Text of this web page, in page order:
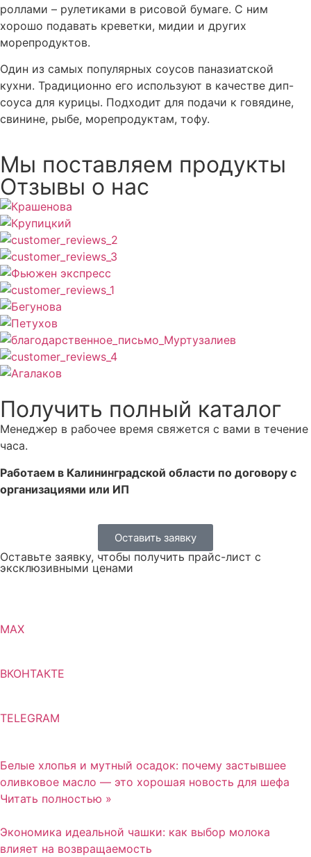
роллами – рулетиками в рисовой бумаге. С ним
хорошо подавать креветки, мидии и других
морепродуктов.
Один из самых популярных соусов паназиатской
кухни. Традиционно его используют в качестве дип-
соуса для курицы. Подходит для подачи к говядине,
свинине, рыбе, морепродуктам, тофу.
Мы поставляем продукты
Отзывы о нас
Получить полный каталог
Менеджер в рабочее время свяжется с вами в течение
часа.
Работаем в Калининградской области по договору с
организациями или ИП
Оставить заявку
Оставьте заявку, чтобы получить прайс-лист с
эксклюзивными ценами
MAX
ВКОНТАКТЕ
TELEGRAM
Белые хлопья и мутный осадок: почему застывшее
оливковое масло — это хорошая новость для шефа
Читать полностью »
Экономика идеальной чашки: как выбор молока
влияет на возвращаемость